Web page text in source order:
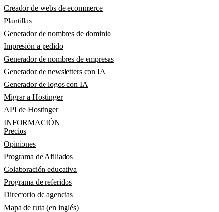
Creador de webs de ecommerce
Plantillas
Generador de nombres de dominio
Impresión a pedido
Generador de nombres de empresas
Generador de newsletters con IA
Generador de logos con IA
Migrar a Hostinger
API de Hostinger
INFORMACIÓN
Precios
Opiniones
Programa de Afiliados
Colaboración educativa
Programa de referidos
Directorio de agencias
Mapa de ruta (en inglés)